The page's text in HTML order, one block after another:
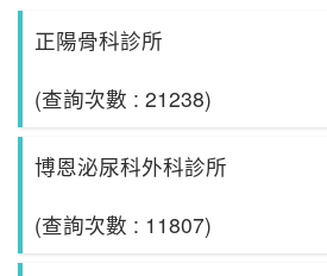
正陽骨科診所
(查詢次數 : 21238)
博恩泌尿科外科診所
(查詢次數 : 11807)